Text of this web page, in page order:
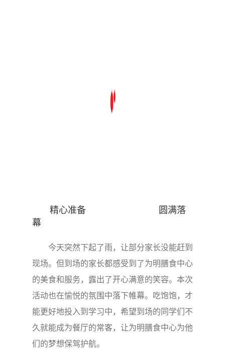
精心准备 圆满落
幕
今天突然下起了雨，让部分家长没能赶到
现场。但到场的家长都感受到了为明膳食中心
的美食和服务，露出了开心满意的笑容。本次
活动也在愉悦的氛围中落下帷幕。吃饱饱，才
能更好地投入到学习中，希望到场的同学们不
久就能成为餐厅的常客，让为明膳食中心为他
们的梦想保驾护航。